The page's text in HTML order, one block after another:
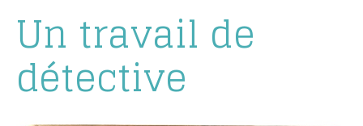
Un travail de
détective